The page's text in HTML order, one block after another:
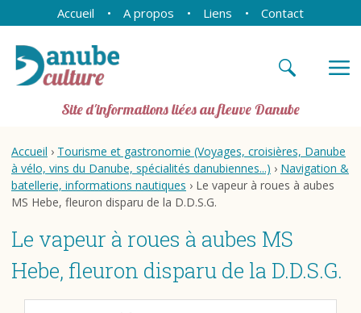
Accueil A propos Liens Contact
Site d'informations liées au fleuve Danube
Accueil › Tourisme et gastronomie (Voyages, croisières, Danube
à vélo, vins du Danube, spécialités danubiennes...) › Navigation &
batellerie, informations nautiques › Le vapeur à roues à aubes
MS Hebe, fleuron disparu de la D.D.S.G.
Le vapeur à roues à aubes MS
Hebe, fleuron disparu de la D.D.S.G.